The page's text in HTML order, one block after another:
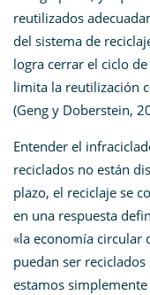
reutilizados
del sistema de
logra cerrar el ciclo
limita la reutilización
(Geng y Doberstein,
Entender el
reciclados no están
plazo, el reciclaje se
en una respuesta
«la economía circular
puedan ser
estamos